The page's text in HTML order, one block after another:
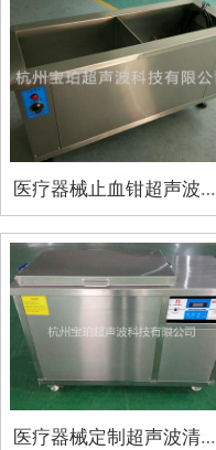
医疗器械止血钳超声波清洗机
医疗器械定制超声波清洗机